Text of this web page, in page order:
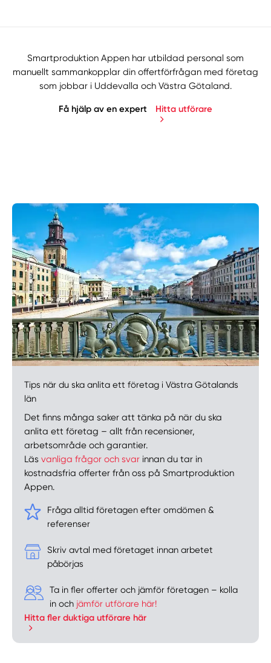
Manuellt Få hjälp
Välj tillvägagångssätt
Smartproduktion Appen har utbildad personal som
manuellt sammankopplar din offertförfrågan med företag
som jobbar i Uddevalla och Västra Götaland.
Få hjälp av en expert Hitta utförare
Tips när du ska anlita ett företag i Västra Götalands
län
Det finns många saker att tänka på när du ska
anlita ett företag – allt från recensioner,
arbetsområde och garantier.
Läsvanliga frågor och svar innan du tar in
kostnadsfria offerter från oss på Smartproduktion
Appen.
Fråga alltid företagen efter omdömen &
referenser
Skriv avtal med företaget innan arbetet
påbörjas
Ta in fler offerter och jämför företagen – kolla
in och jämför utförare här!
Hitta fler duktiga utförare här